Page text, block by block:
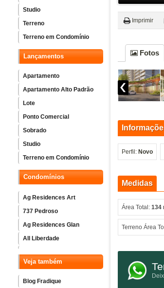
Imprimir
Fotos
Perfil: Novo
Medidas
Área Total: 134
Terreno Área
Studio
Terreno
Terreno em Condomínio
Lançamentos
Apartamento
Apartamento Alto Padrão
Lote
Ponto Comercial
Sobrado
Studio
Terreno em Condomínio
Condomínios
Ag Residences Art
737 Pedroso
Ag Residences Glan
All Liberdade
Arch Home Vila Mariana
Ascent Paulista
Veja também
Blog Fradique